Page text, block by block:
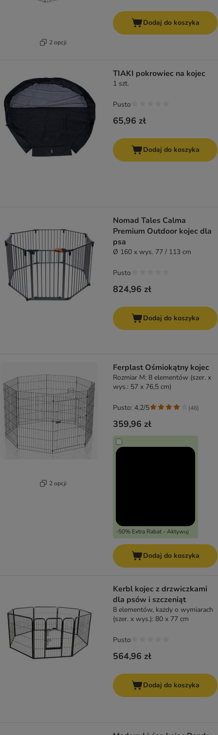
2 opcji
Dodaj do koszyka
TIAKI pokrowiec na kojec
1 szt.
65,96 zł
Pusto
Dodaj do koszyka
Nomad Tales Calma
Premium Outdoor kojec dla
psa
Ø 160 x wys. 77 / 113 cm
824,96 zł
Pusto
Dodaj do koszyka
2 opcji
Ferplast Ośmiokątny kojec
Rozmiar M: 8 elementów (szer. x
wys.: 57 x 76,5 cm)
359,96 zł
-50% Extra Rabat - Aktywuj
Pusto: 4.2/5 (46)
Dodaj do koszyka
Kerbl kojec z drzwiczkami
dla psów i szczeniąt
8 elementów, każdy o wymiarach
(szer. x wys.): 80 x 77 cm
564,96 zł
Pusto
Dodaj do koszyka